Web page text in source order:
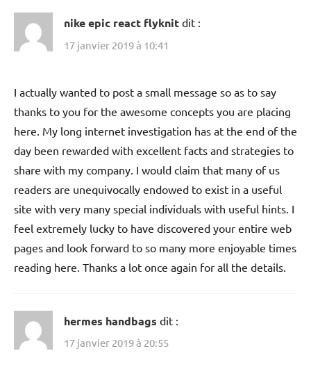
nike epic react flyknit dit :
17 janvier 2019 à 10:41
I actually wanted to post a small message so as to say
thanks to you for the awesome concepts you are placing
here. My long internet investigation has at the end of the
day been rewarded with excellent facts and strategies to
share with my company. I would claim that many of us
readers are unequivocally endowed to exist in a useful
site with very many special individuals with useful hints. I
feel extremely lucky to have discovered your entire web
pages and look forward to so many more enjoyable times
reading here. Thanks a lot once again for all the details.
hermes handbags dit :
17 janvier 2019 à 20:55